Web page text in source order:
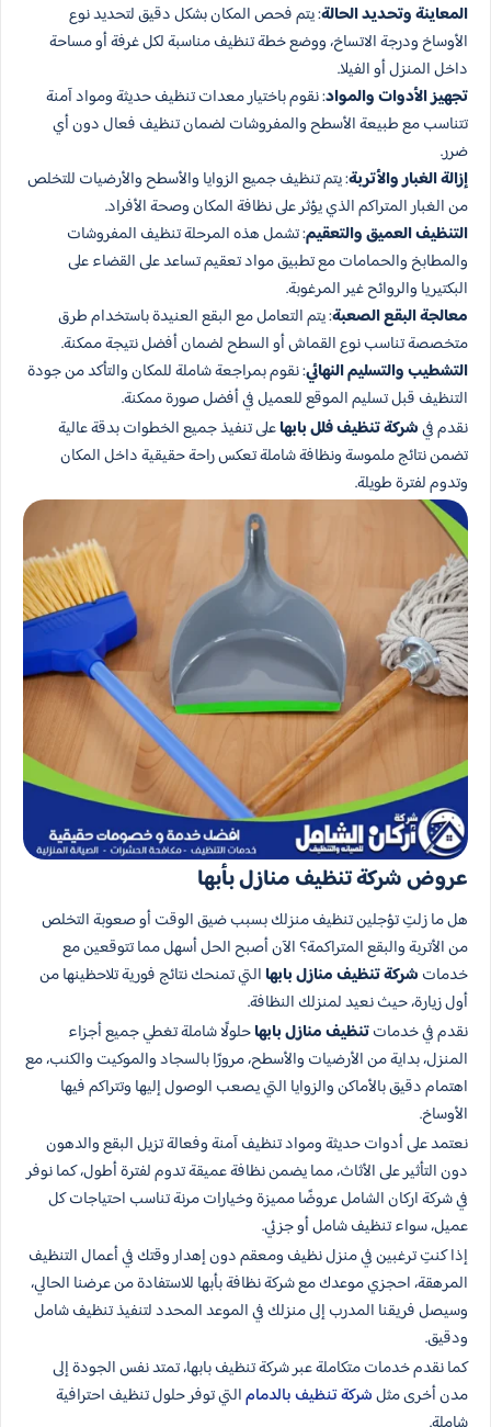
المعاينة وتحديد الحالة: يتم فحص المكان بشكل دقيق لتحديد نوع
الأوساخ ودرجة الاتساخ، ووضع خطة تنظيف مناسبة لكل غرفة أو مساحة
داخل المنزل أو الفيلا.
تجهيز الأدوات والمواد: نقوم باختيار معدات تنظيف حديثة ومواد آمنة
تتناسب مع طبيعة الأسطح والمفروشات لضمان تنظيف فعال دون أي
ضرر.
إزالة الغبار والأتربة: يتم تنظيف جميع الزوايا والأسطح والأرضيات للتخلص
من الغبار المتراكم الذي يؤثر على نظافة المكان وصحة الأفراد.
التنظيف العميق والتعقيم: تشمل هذه المرحلة تنظيف المفروشات
والمطابخ والحمامات مع تطبيق مواد تعقيم تساعد على القضاء على
البكتيريا والروائح غير المرغوبة.
معالجة البقع الصعبة: يتم التعامل مع البقع العنيدة باستخدام طرق
متخصصة تناسب نوع القماش أو السطح لضمان أفضل نتيجة ممكنة.
التشطيب والتسليم النهائي: نقوم بمراجعة شاملة للمكان والتأكد من جودة
التنظيف قبل تسليم الموقع للعميل في أفضل صورة ممكنة.
نقدم فيشركة تنظيف فلل بابهاعلى تنفيذ جميع الخطوات بدقة عالية
تضمن نتائج ملموسة ونظافة شاملة تعكس راحة حقيقية داخل المكان
وتدوم لفترة طويلة.
عروض شركة تنظيف منازل بأبها
هل ما زلتِ تؤجلين تنظيف منزلك بسبب ضيق الوقت أو صعوبة التخلص
من الأتربة والبقع المتراكمة؟ الآن أصبح الحل أسهل مما تتوقعين مع
خدمات شركة تنظيف منازل بابها التي تمنحك نتائج فورية تلاحظينها من
أول زيارة، حيث نعيد لمنزلك النظافة.
نقدم في خدماتتنظيف منازل بابهاحلولًا شاملة تغطي جميع أجزاء
المنزل، بداية من الأرضيات والأسطح، مرورًا بالسجاد والموكيت والكنب، مع
اهتمام دقيق بالأماكن والزوايا التي يصعب الوصول إليها وتتراكم فيها
الأوساخ.
نعتمد على أدوات حديثة ومواد تنظيف آمنة وفعالة تزيل البقع والدهون
دون التأثير على الأثاث، مما يضمن نظافة عميقة تدوم لفترة أطول، كما نوفر
في شركة اركان الشامل عروضًا مميزة وخيارات مرنة تناسب احتياجات كل
عميل، سواء تنظيف شامل أو جزئي.
إذا كنتِ ترغبين في منزل نظيف ومعقم دون إهدار وقتك في أعمال التنظيف
المرهقة، احجزي موعدك مع شركة نظافة بأبها للاستفادة من عرضنا الحالي،
وسيصل فريقنا المدرب إلى منزلك في الموعد المحدد لتنفيذ تنظيف شامل
ودقيق.
كما نقدم خدمات متكاملة عبر شركة تنظيف بابها، تمتد نفس الجودة إلى
مدن أخرى مثلشركة تنظيف بالدمامالتي توفر حلول تنظيف احترافية